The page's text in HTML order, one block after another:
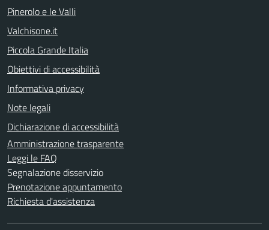
Pinerolo e le Valli
Valchisone.it
Piccola Grande Italia
Obiettivi di accessibilità
Informativa privacy
Note legali
Dichiarazione di accessibilità
Amministrazione trasparente
Leggi le FAQ
Segnalazione disservizio
Prenotazione appuntamento
Richiesta d'assistenza